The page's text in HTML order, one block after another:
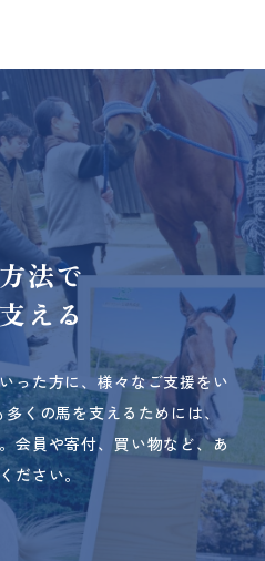
法で
える
った方に、様々なご支援をい
多くの馬を支えるためには、
会員や寄付、買い物など、あ
ださい。